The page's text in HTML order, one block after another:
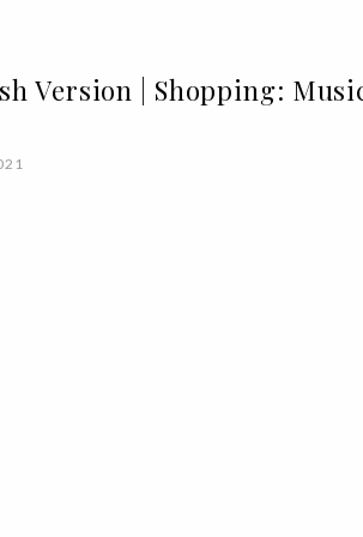
Version | Shopping: